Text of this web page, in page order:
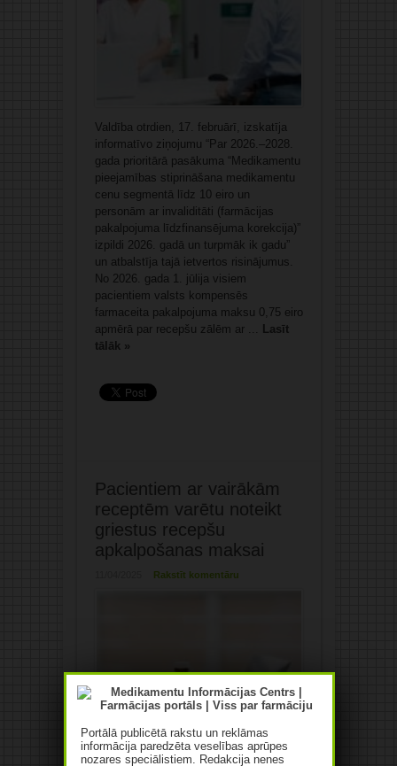
Valdība otrdien, 17. februārī, izskatīja
informatīvo ziņojumu “Par 2026.–2028.
gada prioritārā pasākuma “Medikamentu
pieejamības stiprināšana medikamentu
cenu segmentā līdz 10 eiro un
personām ar invaliditāti (farmācijas
pakalpojuma līdzfinansējuma korekcija)”
izpildi 2026. gadā un turpmāk ik gadu”
un atbalstīja tajā ietvertos risinājumus.
No 2026. gada 1. jūlija visiem
pacientiem valsts kompensēs
farmaceita pakalpojuma maksu 0,75 eiro
apmērā par recepšu zālēm ar ... Lasīt
tālāk »
Pacientiem ar vairākām
receptēm varētu noteikt
griestus recepšu
apkalpošanas maksai
Rakstīt komentāru
Portālā publicētā rakstu un reklāmas
informācija paredzēta veselības aprūpes
nozares speciālistiem. Redakcija nenes